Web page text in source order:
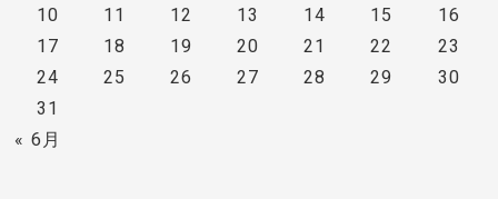
10
11 12 13 14 15
16
17
18 19 20 21 22
23
24
25 26 27 28 29
30
31
« 6月